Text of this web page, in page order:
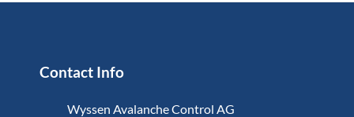
Contact Info
Wyssen Avalanche Control AG